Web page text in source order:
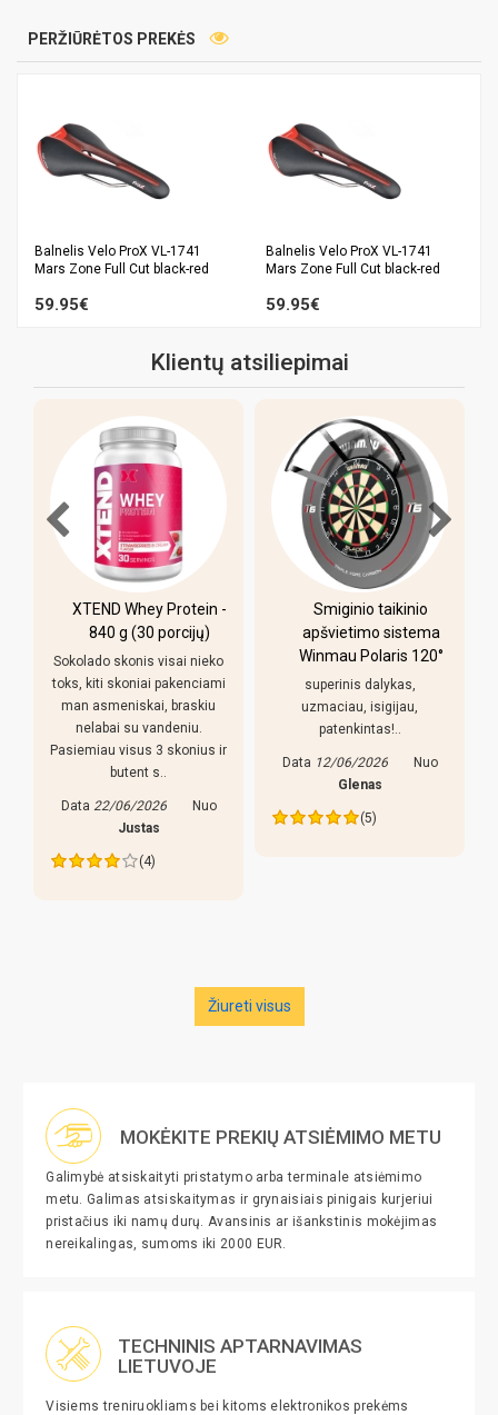
PERŽIŪRĖTOS PREKĖS
Balnelis Velo ProX VL-1741
Mars Zone Full Cut black-red
59.95€
Balnelis Velo ProX VL-1741
Mars Zone Full Cut black-red
59.95€
Klientų atsiliepimai
XTEND Whey Protein -
840 g (30 porcijų)
Sokolado skonis visai nieko
toks, kiti skoniai pakenciami
man asmeniskai, braskiu
nelabai su vandeniu.
Pasiemiau visus 3 skonius ir
butent s..
Data 22/06/2026
Nuo
Justas
(4)
Smiginio taikinio
apšvietimo sistema
Winmau Polaris 120°
superinis dalykas,
uzmaciau, isigijau,
patenkintas!..
Data 12/06/2026
Nuo
Glenas
(5)
Žiureti visus
MOKĖKITE PREKIŲ ATSIĖMIMO METU
Galimybė atsiskaityti pristatymo arba terminale atsiėmimo
metu. Galimas atsiskaitymas ir grynaisiais pinigais kurjeriui
pristačius iki namų durų. Avansinis ar išankstinis mokėjimas
nereikalingas, sumoms iki 2000 EUR.
TECHNINIS APTARNAVIMAS
LIETUVOJE
Visiems treniruokliams bei kitoms elektronikos prekėms